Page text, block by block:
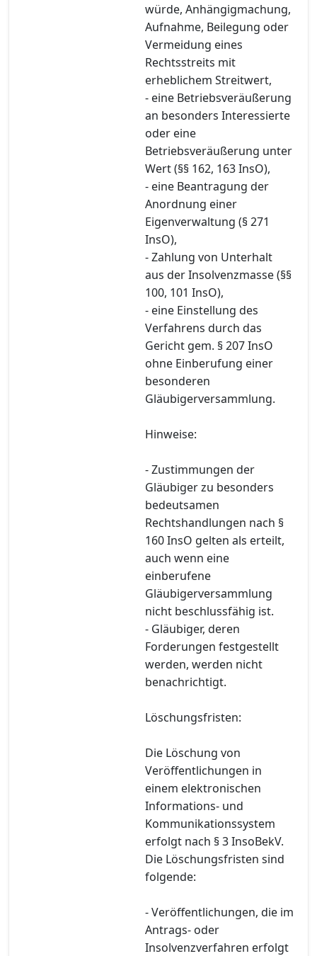
würde, Anhängigmachung,
Aufnahme, Beilegung oder
Vermeidung eines
Rechtsstreits mit
erheblichem Streitwert,
- eine Betriebsveräußerung
an besonders Interessierte
oder eine
Betriebsveräußerung unter
Wert (§§ 162, 163 InsO),
- eine Beantragung der
Anordnung einer
Eigenverwaltung (§ 271
InsO),
- Zahlung von Unterhalt
aus der Insolvenzmasse (§§
100, 101 InsO),
- eine Einstellung des
Verfahrens durch das
Gericht gem. § 207 InsO
ohne Einberufung einer
besonderen
Gläubigerversammlung.
Hinweise:
- Zustimmungen der
Gläubiger zu besonders
bedeutsamen
Rechtshandlungen nach §
160 InsO gelten als erteilt,
auch wenn eine
einberufene
Gläubigerversammlung
nicht beschlussfähig ist.
- Gläubiger, deren
Forderungen festgestellt
werden, werden nicht
benachrichtigt.
Löschungsfristen:
Die Löschung von
Veröffentlichungen in
einem elektronischen
Informations- und
Kommunikationssystem
erfolgt nach § 3 InsoBekV.
Die Löschungsfristen sind
folgende:
- Veröffentlichungen, die im
Antrags- oder
Insolvenzverfahren erfolgt